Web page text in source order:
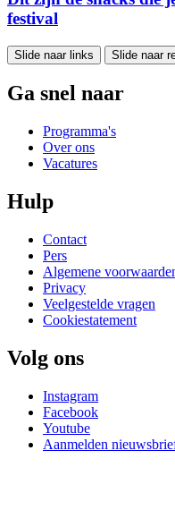
festival
Slide naar links Slide naar
Ga snel naar
Programma's
Over ons
Vacatures
Hulp
Contact
Pers
Algemene
Privacy
Veelgestelde vragen
Cookiestatement
Volg ons
Instagram
Facebook
Youtube
Aanmelden